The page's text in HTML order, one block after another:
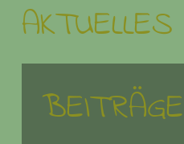
AKTUELLES
BEITRÄGE